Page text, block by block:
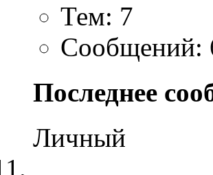
Тем: 7
Сообщений:
Последнее
Личный